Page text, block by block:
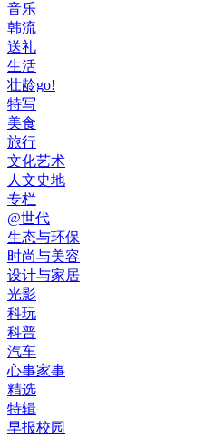
音乐
韩流
送礼
生活
壮龄go!
特写
美食
旅行
文化艺术
人文史地
专栏
@世代
生态与环保
时尚与美容
设计与家居
光影
科玩
科普
汽车
心事家事
精选
特辑
早报校园